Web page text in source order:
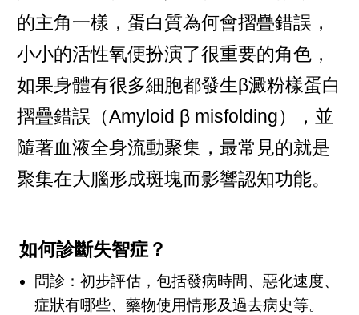
的主角一樣，蛋白質為何會摺疊錯誤，
小小的活性氧便扮演了很重要的角色，
如果身體有很多細胞都發生β澱粉樣蛋白
摺疊錯誤（Amyloid β misfolding），並
隨著血液全身流動聚集，最常見的就是
聚集在大腦形成斑塊而影響認知功能。
如何診斷失智症？
問診：初步評估，包括發病時間、惡化速度、
症狀有哪些、藥物使用情形及過去病史等。